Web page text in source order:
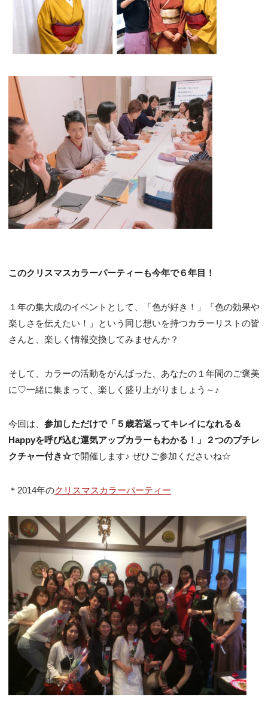
このクリスマスカラーパーティーも今年で６年目！
１年の集大成のイベントとして、「色が好き！」「色の効果や
楽しさを伝えたい！」という同じ想いを持つカラーリストの皆
さんと、楽しく情報交換してみませんか？
そして、カラーの活動をがんばった、あなたの１年間のご褒美
に♡一緒に集まって、楽しく盛り上がりましょう～♪
今回は、 参加しただけで「５歳若返ってキレイになれる＆
Happyを呼び込む運気アップカラーもわかる！」２つのプチレ
クチャー付き☆で開催します♪ ぜひご参加くださいね☆
＊2014年のクリスマスカラーパーティー